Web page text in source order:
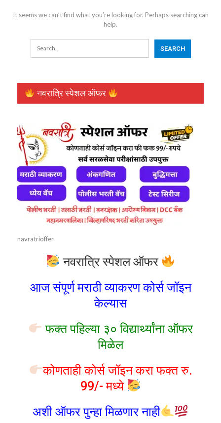
It seems we can’t find what you’re looking for. Perhaps searching can
help.
नवरात्रि स्पेशल ऑफर
navratrioffer
नवरात्रि स्पेशल ऑफर
आज संपूर्ण मराठी व्याकरण कोर्स जॉइन
केल्यास
फक्त पहिल्या ३० विद्यार्थ्यांना ऑफर
मिळेल
कोणताही कोर्स जॉइन करा फक्त रु.
99/- मध्ये
अशी ऑफर पुन्हा मिळणार नाही